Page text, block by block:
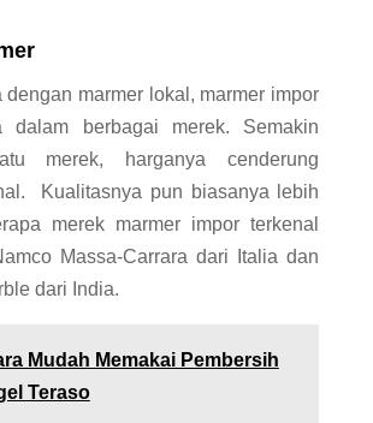
dengan marmer lokal, marmer impor
dalam berbagai merek. Semakin
merek, harganya cenderung
Kualitasnya pun biasanya lebih
merek marmer impor terkenal
Massa-Carrara dari Italia dan
dari India.
Mudah Memakai Pembersih
Teraso